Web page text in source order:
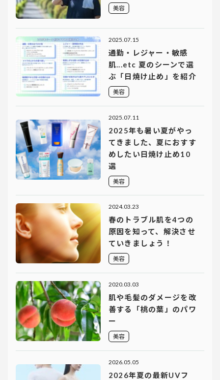
美容
2025.07.15
通勤・レジャー・敏感
肌...etc 夏のシーンで選
ぶ「日焼け止め」を紹介
美容
2025.07.11
2025年も暑い夏がやっ
てきました、夏におすす
めしたい日焼け止め10
選
美容
2024.03.23
春のトラブル肌を4つの
原因を知って、解決させ
ていきましょう！
美容
2020.03.03
肌や毛髪のダメージを改
善する「桃の葉」のパワ
ー
美容
2026.05.05
2026年夏の最新UVフ